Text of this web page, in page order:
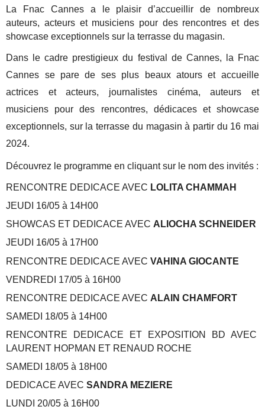
La Fnac Cannes a le plaisir d’accueillir de nombreux
auteurs, acteurs et musiciens pour des rencontres et des
showcase exceptionnels sur la terrasse du magasin.
Dans le cadre prestigieux du festival de Cannes, la Fnac
Cannes se pare de ses plus beaux atours et accueille
actrices et acteurs, journalistes cinéma, auteurs et
musiciens pour des rencontres, dédicaces et showcase
exceptionnels, sur la terrasse du magasin à partir du 16 mai
2024.
Découvrez le programme en cliquant sur le nom des invités :
RENCONTRE DEDICACE AVEC LOLITA CHAMMAH
JEUDI 16/05 à 14H00
SHOWCAS ET DEDICACE AVEC ALIOCHA SCHNEIDER
JEUDI 16/05 à 17H00
RENCONTRE DEDICACE AVECVAHINA GIOCANTE
VENDREDI 17/05 à 16H00
RENCONTRE DEDICACE AVEC ALAIN CHAMFORT
SAMEDI 18/05 à 14H00
RENCONTRE DEDICACE ET EXPOSITION BD AVEC
LAURENT HOPMAN ET RENAUD ROCHE
SAMEDI 18/05 à 18H00
DEDICACE AVECSANDRA MEZIERE
LUNDI 20/05 à 16H00